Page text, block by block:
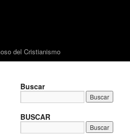
del Cristianismo
Buscar
BUSCAR